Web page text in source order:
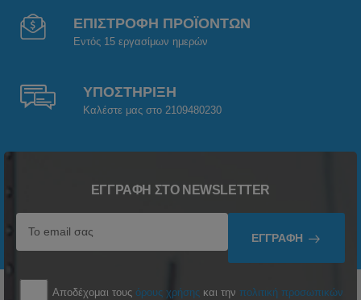
ΕΠΙΣΤΡΟΦΗ ΠΡΟΪΟΝΤΩΝ
Εντός 15 εργασίμων ημερών
ΥΠΟΣΤΗΡΙΞΗ
Καλέστε μας στο 2109480230
ΕΓΓΡΑΦΉ ΣΤΟ NEWSLETTER
ΕΓΓΡΑΦΉ
Αποδέχομαι τους όρους χρήσης και την πολιτική προσωπικών